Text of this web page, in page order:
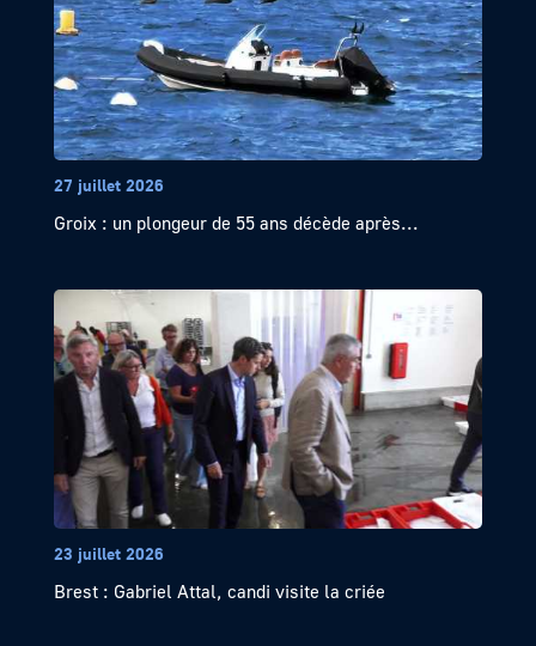
27 juillet 2026
Groix : un plongeur de 55 ans décède après...
23 juillet 2026
Brest : Gabriel Attal, candi visite la criée